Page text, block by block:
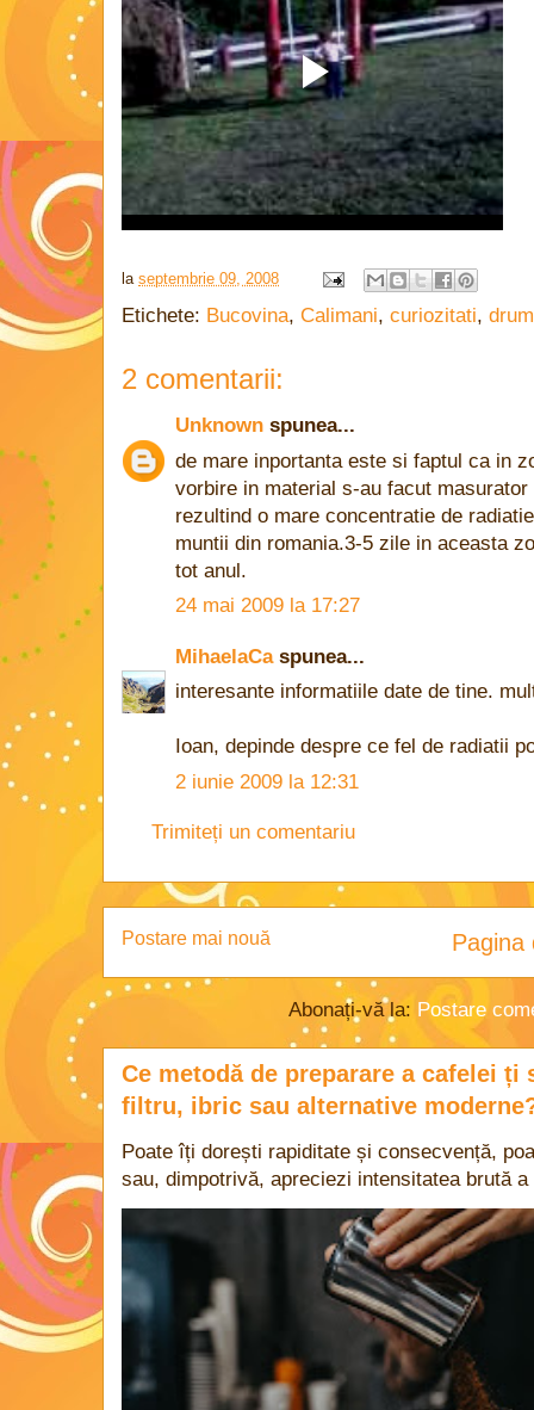
la septembrie 09, 2008
Etichete: Bucovina, Calimani, curiozitati,
2 comentarii:
Unknown spunea...
de mare inportanta este si faptul ca in
vorbire in material s-au facut
rezultind o mare concentratie de
muntii din romania.3-5 zile in aceasta
tot anul.
24 mai 2009 la 17:27
MihaelaCaspunea...
interesante informatiile date de tine.
Ioan, depinde despre ce fel de radiatii
2 iunie 2009 la 12:31
Trimiteți un comentariu
Postare mai nouă Pagina
Abonați-vă la: Postare
Ce metodă de preparare a cafelei
filtru, ibric sau alternative
Poate îți dorești rapiditate și consecvență,
sau, dimpotrivă, apreciezi intensitatea brută